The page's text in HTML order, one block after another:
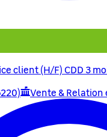
client (H/F) CDD 3
Vente & Relation